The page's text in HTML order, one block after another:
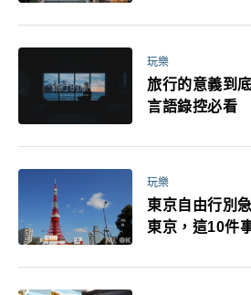
玩樂
旅行的意義到
言語錄控必看
玩樂
東京自由行別
東京，這10件